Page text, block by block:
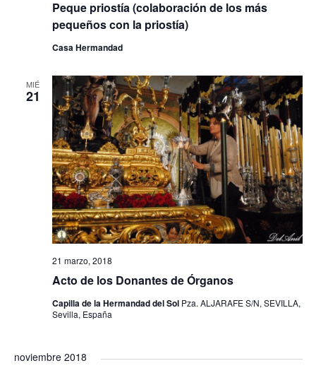
n
e
b
ú
s
q
u
d
a
v
i
s
t
a
s
d
E
Peque priostía (colaboración de los más
pequeños con la priostía)
Casa Hermandad
MIÉ
21
Acto de los Donantes de Órganos
21 marzo, 2018
Capilla de la Hermandad del Sol Pza. ALJARAFE S/N, SEVILLA,
Sevilla, España
noviembre 2018